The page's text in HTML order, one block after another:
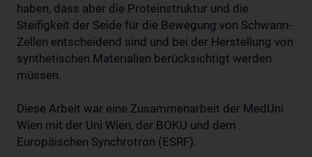
haben, dass aber die Proteinstruktur und die
Steifigkeit der Seide für die Bewegung von Schwann-
Zellen entscheidend sind und bei der Herstellung von
synthetischen Materialien berücksichtigt werden
müssen.
Diese Arbeit war eine Zusammenarbeit der MedUni
Wien mit der Uni Wien, der BOKU und dem
Europäischen Synchrotron (ESRF).